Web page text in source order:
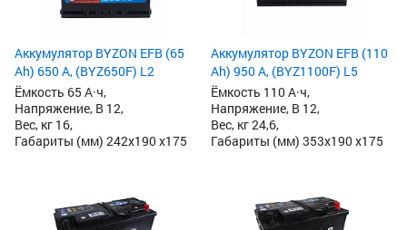
Аккумулятор BYZON EFB (65
Ah) 650 А, (BYZ650F) L2
Ёмкость 65 А·ч,
Напряжение, В 12,
Вес, кг 16,
Габариты (мм) 242x190 x175
Аккумулятор BYZON EFB (110
Ah) 950 А, (BYZ1100F) L5
Ёмкость 110 А·ч,
Напряжение, В 12,
Вес, кг 24,6,
Габариты (мм) 353x190 x175